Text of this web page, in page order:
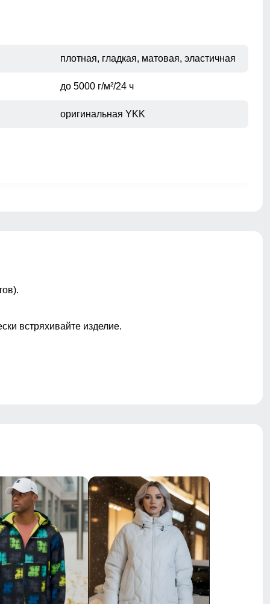
плотная, гладкая, матовая, эластичная
до 5000 г/м²/24 ч
оригинальная YKK
задний карман на молнии
встряхивайте изделие.